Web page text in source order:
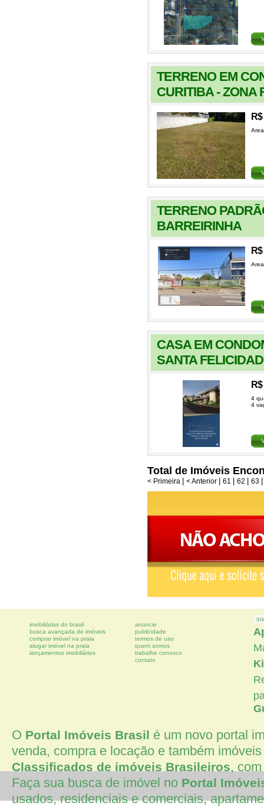
TERRENO EM
CURITIBA - ZONA
TERRENO
BARREIRINHA
R$
CASA EM
SANTA
R$
4
4
Total de Imóveis
< Primeira < Anterior 61 62 63
imobiliárias do brasil
busca avançada de imóveis
comprar imóvel na praia
alugar imóvel na praia
lançamentos imobiliários
anuncie
publicidade
termos de uso
quem somos
trabalhe conosco
contato
O Portal Imóveis Brasil é um novo portal
venda, compra e locação e também
Classificados de imóveis Brasileiros,
Faça sua busca de imóvel no Portal
usados, residenciais e comerciais,